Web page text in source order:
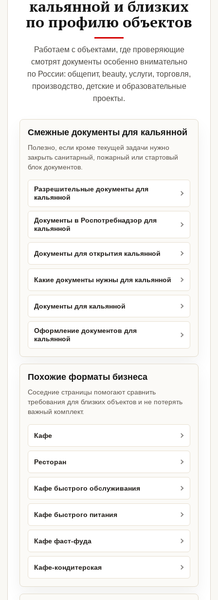
кальянной и близких
по профилю объектов
Работаем с объектами, где проверяющие
смотрят документы особенно внимательно
по России: общепит, beauty, услуги, торговля,
производство, детские и образовательные
проекты.
Смежные документы для кальянной
Полезно, если кроме текущей задачи нужно
закрыть санитарный, пожарный или стартовый
блок документов.
Разрешительные документы для
кальянной
Документы в Роспотребнадзор для
кальянной
Документы для открытия кальянной
Какие документы нужны для кальянной
Документы для кальянной
Оформление документов для
кальянной
Похожие форматы бизнеса
Соседние страницы помогают сравнить
требования для близких объектов и не потерять
важный комплект.
Кафе
Ресторан
Кафе быстрого обслуживания
Кафе быстрого питания
Кафе фаст-фуда
Кафе-кондитерская